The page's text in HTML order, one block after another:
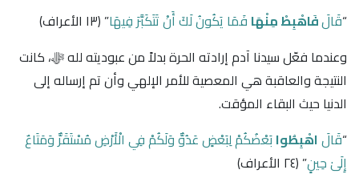
“قَالَفَاهْبِطْ مِنْهَا فَمَا يَكُونُ لَكَ أَنْ تَتَكَبَّرَ فِيهَا” ﴿١٣ الأعراف﴾
وعندما فعّل سيدنا آدم إرادته الحرة بدلاً من عبوديته لله ﷻ، كانت
النتيجة والعاقبة هي المعصية للأمر الإلهي وأن تم إرساله إلى
الدنيا حيث البقاء المؤقت.
“قَالَاهْبِطُوابَعْضُكُمْ لِبَعْضٍ عَدُوٌّ وَلَكُمْ فِي الْأَرْضِ مُسْتَقَرٌّ وَمَتَاعٌ
إِلَىٰ حِينٍ” ﴿٢٤ الأعراف﴾